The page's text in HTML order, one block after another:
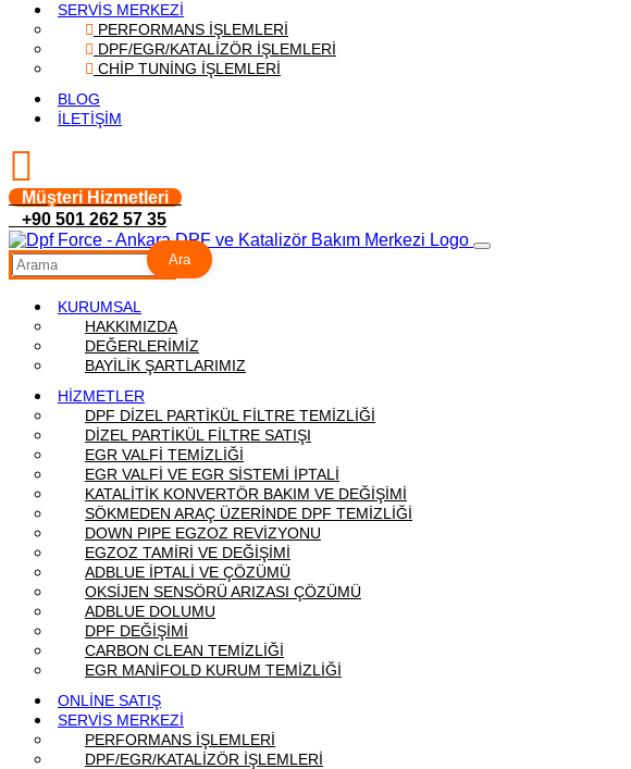
SERVİS MERKEZİ
PERFORMANS İŞLEMLERİ
DPF/EGR/KATALİZÖR İŞLEMLERİ
CHİP TUNİNG İŞLEMLERİ
BLOG
İLETİŞİM
Müşteri Hizmetleri
+90 501 262 57 35
Ara
KURUMSAL
HAKKIMIZDA
DEĞERLERİMİZ
BAYİLİK ŞARTLARIMIZ
HİZMETLER
DPF DİZEL PARTİKÜL FİLTRE TEMİZLİĞİ
DİZEL PARTİKÜL FİLTRE SATIŞI
EGR VALFİ TEMİZLİĞİ
EGR VALFİ VE EGR SİSTEMİ İPTALİ
KATALİTİK KONVERTÖR BAKIM VE DEĞİŞİMİ
SÖKMEDEN ARAÇ ÜZERİNDE DPF TEMİZLİĞİ
DOWN PIPE EGZOZ REVİZYONU
EGZOZ TAMİRİ VE DEĞİŞİMİ
ADBLUE İPTALİ VE ÇÖZÜMÜ
OKSİJEN SENSÖRÜ ARIZASI ÇÖZÜMÜ
ADBLUE DOLUMU
DPF DEĞİŞİMİ
CARBON CLEAN TEMİZLİĞİ
EGR MANİFOLD KURUM TEMİZLİĞİ
ONLİNE SATIŞ
SERVİS MERKEZİ
PERFORMANS İŞLEMLERİ
DPF/EGR/KATALİZÖR İŞLEMLERİ